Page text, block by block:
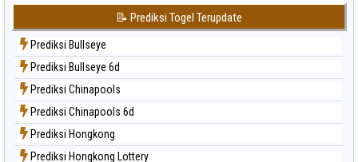
Paito Harian Japan 6d
Paito Harian Korea
Paito Harian Kuda Lari
Paito Harian Magnum Cambodia
Paito Harian Nagoya
Paito Harian New York Midday
Paito Harian North Carolina Day
📝 Prediksi Togel Terupdate
Prediksi Bullseye
Prediksi Bullseye 6d
Prediksi Chinapools
Prediksi Chinapools 6d
Prediksi Hongkong
Prediksi Hongkong Lottery